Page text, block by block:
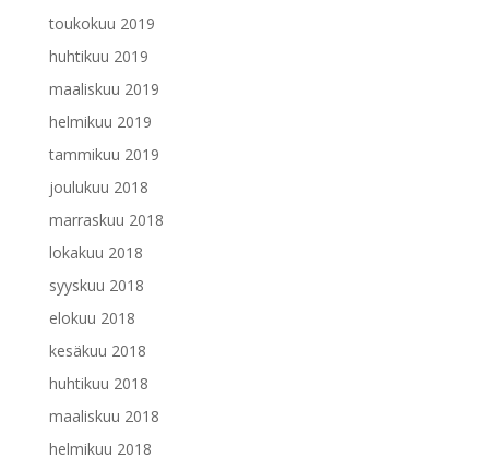
toukokuu 2019
huhtikuu 2019
maaliskuu 2019
helmikuu 2019
tammikuu 2019
joulukuu 2018
marraskuu 2018
lokakuu 2018
syyskuu 2018
elokuu 2018
kesäkuu 2018
huhtikuu 2018
maaliskuu 2018
helmikuu 2018